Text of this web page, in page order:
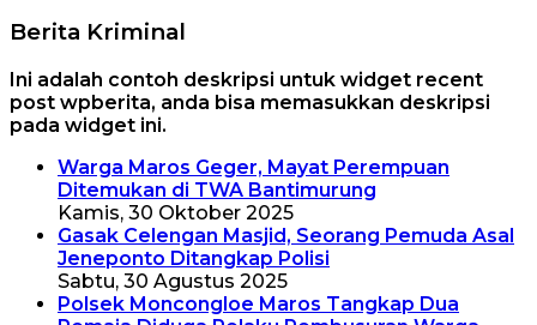
Berita Kriminal
Ini adalah contoh deskripsi untuk widget recent
post wpberita, anda bisa memasukkan deskripsi
pada widget ini.
Warga Maros Geger, Mayat Perempuan
Ditemukan di TWA Bantimurung
Kamis, 30 Oktober 2025
Gasak Celengan Masjid, Seorang Pemuda Asal
Jeneponto Ditangkap Polisi
Sabtu, 30 Agustus 2025
Polsek Moncongloe Maros Tangkap Dua